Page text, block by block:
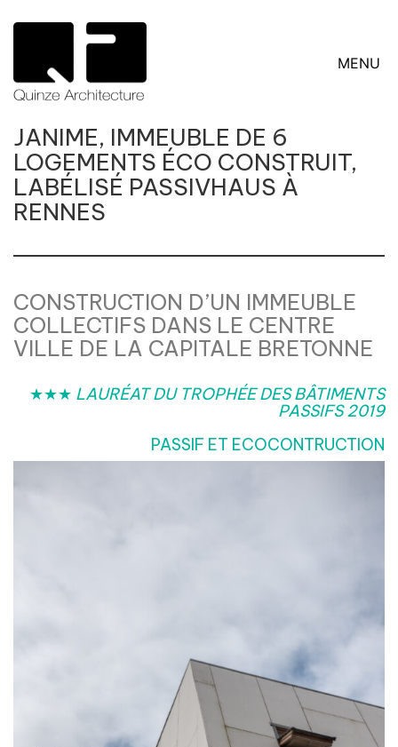
MENU
JANIME, IMMEUBLE DE 6
LOGEMENTS ÉCO CONSTRUIT,
LABÉLISÉ PASSIVHAUS À
RENNES
CONSTRUCTION D’UN IMMEUBLE
COLLECTIFS DANS LE CENTRE
VILLE DE LA CAPITALE BRETONNE
★★★ LAURÉAT DU TROPHÉE DES BÂTIMENTS
PASSIFS 2019
PASSIF ET ECOCONTRUCTION